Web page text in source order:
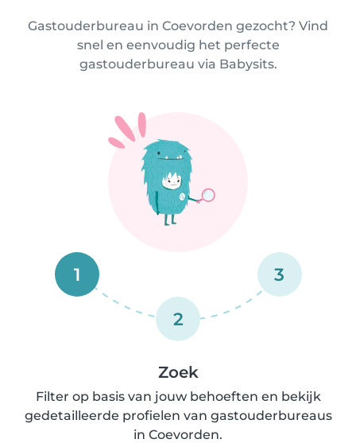
Gastouderbureau in Coevorden gezocht? Vind
snel en eenvoudig het perfecte
gastouderbureau via Babysits.
1
2
3
Zoek
Filter op basis van jouw behoeften en bekijk
gedetailleerde profielen van gastouderbureaus
in Coevorden.